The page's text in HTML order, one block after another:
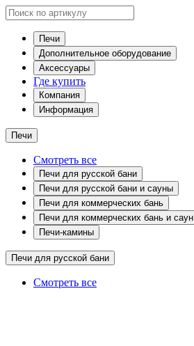
Печи
Дополнительное оборудование
Аксессуары
Где купить
Компания
Информация
Печи
Смотреть все
Печи для русской бани
Печи для русской бани и сауны
Печи для коммерческих бань
Печи для коммерческих бань и саун
Печи-камины
Печи для русской бани
Смотреть все